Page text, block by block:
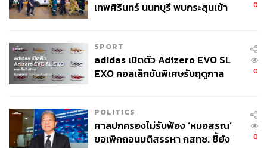
เทพศิรินทร์ นนทบุรี พบกระสุนเข้า
0
SPORT
adidas เปิดตัว Adizero EVO SL
EXO คอลเล็กชันพิเศษรับฤดูกาล
0
POLITICS
ศาลปกครองไม่รับฟ้อง ‘หมอสรณ’
ขอเพิกถอนมติสรรหา กสทช. ชี้ยัง
0